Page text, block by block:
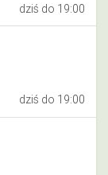
dziś do 19:00
dziś do 19:00